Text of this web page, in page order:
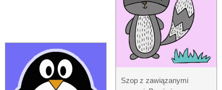
Szop z zawiązanymi